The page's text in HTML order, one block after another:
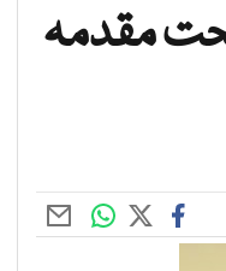
مقدمہ